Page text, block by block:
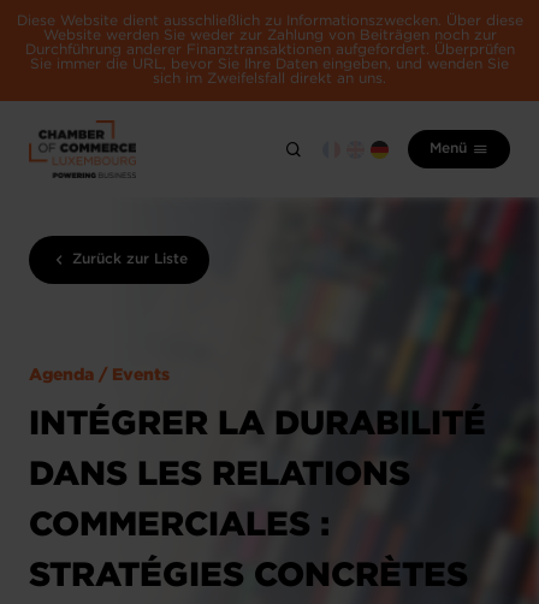
Diese Website dient ausschließlich zu Informationszwecken. Über diese
Website werden Sie weder zur Zahlung von Beiträgen noch zur
Durchführung anderer Finanztransaktionen aufgefordert. Überprüfen
Sie immer die URL, bevor Sie Ihre Daten eingeben, und wenden Sie
sich im Zweifelsfall direkt an uns.
Menü
Zurück zur Liste
Agenda / Events
INTÉGRER LA DURABILITÉ
DANS LES RELATIONS
COMMERCIALES :
STRATÉGIES CONCRÈTES